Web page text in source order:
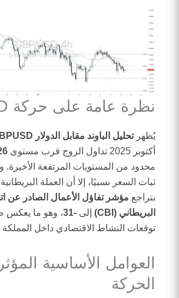
نظرة عامة على حركة GBPUSD
يُظهرتحليل الباوند مقابل الدولار GBPUSD
أكتوبر 2025 تداول الزوج قرب مستوى
محدود من المستويات المرتفعة
ثبات السعر نسبيًا، إلا أن العملة
بتراجع مؤشر تفاؤل الأعمال الصادر عن
البريطاني (CBI)
إلى -31
، وهو ما يعكس
توقعات النشاط الاقتصادي داخل المملكة
العوامل الأساسية
الحركة